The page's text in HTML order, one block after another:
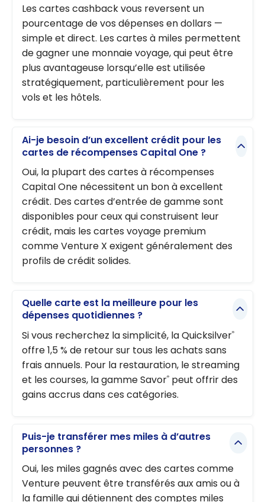
Les cartes cashback vous reversent un
pourcentage de vos dépenses en dollars —
simple et direct. Les cartes à miles permettent
de gagner une monnaie voyage, qui peut être
plus avantageuse lorsqu’elle est utilisée
stratégiquement, particulièrement pour les
vols et les hôtels.
Ai-je besoin d’un excellent crédit pour les
cartes de récompenses Capital One ?
Oui, la plupart des cartes à récompenses
Capital One nécessitent un bon à excellent
crédit. Des cartes d’entrée de gamme sont
disponibles pour ceux qui construisent leur
crédit, mais les cartes voyage premium
comme Venture X exigent généralement des
profils de crédit solides.
Quelle carte est la meilleure pour les
dépenses quotidiennes ?
Si vous recherchez la simplicité, la Quicksilver®
offre 1,5 % de retour sur tous les achats sans
frais annuels. Pour la restauration, le streaming
et les courses, la gamme Savor® peut offrir des
gains accrus dans ces catégories.
Puis-je transférer mes miles à d’autres
personnes ?
Oui, les miles gagnés avec des cartes comme
Venture peuvent être transférés aux amis ou à
la famille qui détiennent des comptes miles